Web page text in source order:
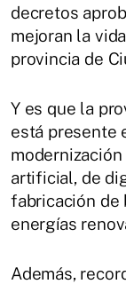
decretos
mejoran la
provincia de
Y es que la
está presente
artificial, de
fabricación de
energías
Además,